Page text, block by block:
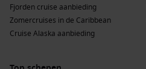
Fjorden cruise aanbieding
Zomercruises in de Caribbean
Cruise Alaska aanbieding